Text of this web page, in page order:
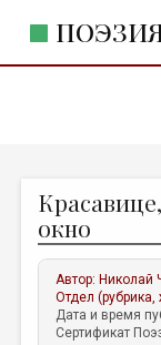
ЖАНРЫ
АВТОРЫ
КОММЕНТАРИИ
ЛИТСАЛОН
окно
Автор: Николай
Отдел (рубрика,
Дата и время
Сертификат